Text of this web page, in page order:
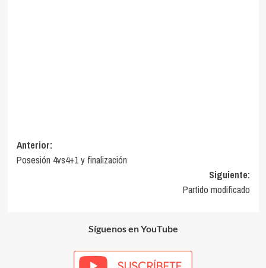
Navegación
de
Anterior:
Posesión 4vs4+1 y finalización
Siguiente:
Partido modificado
Síguenos en YouTube